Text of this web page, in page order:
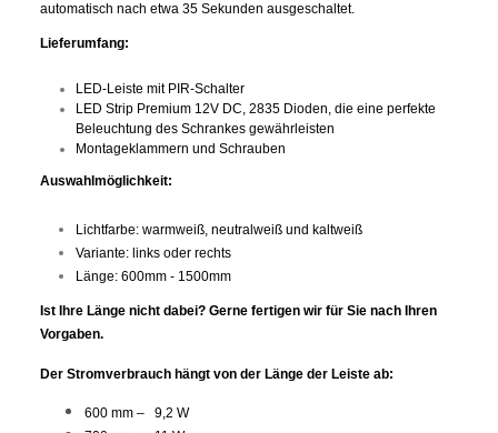
automatisch nach etwa 35 Sekunden ausgeschaltet.
Lieferumfang:
LED-Leiste mit PIR-Schalter
LED Strip Premium 12V DC, 2835 Dioden, die eine perfekte
Beleuchtung des Schrankes gewährleisten
Montageklammern und Schrauben
Auswahlmöglichkeit:
Lichtfarbe: warmweiß, neutralweiß und kaltweiß
Variante: links oder rechts
Länge: 600mm - 1500mm
Ist Ihre Länge nicht dabei? Gerne fertigen wir für Sie nach Ihren
Vorgaben.
Der Stromverbrauch hängt von der Länge der Leiste ab:
600 mm – 9,2 W